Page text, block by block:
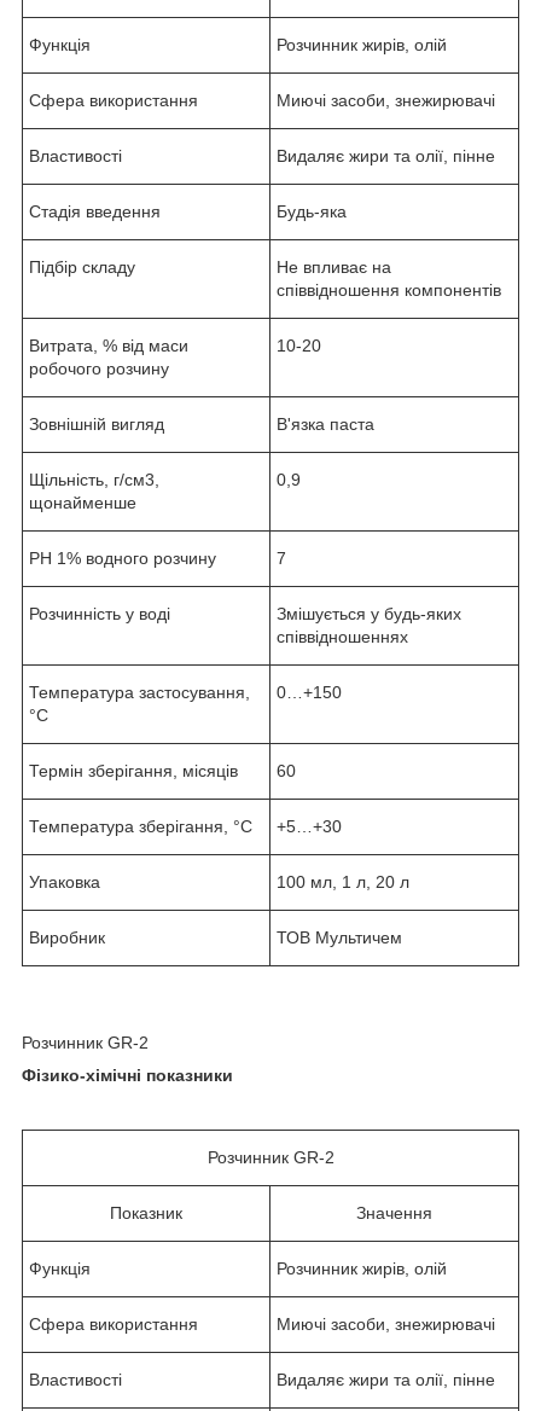
Функція Розчинник жирів, олій
Сфера використання Миючі засоби, знежирювачі
Властивості Видаляє жири та олії, пінне
Стадія введення Будь-яка
Підбір складу
Не впливає на
співвідношення компонентів
Витрата, % від маси
робочого розчину
10-20
Зовнішній вигляд В'язка паста
Щільність, г/см3,
щонайменше
0,9
РН 1% водного розчину 7
Розчинність у воді
Змішується у будь-яких
співвідношеннях
Температура застосування,
°С
0…+150
Термін зберігання, місяців 60
Температура зберігання, °С +5…+30
Упаковка 100 мл, 1 л, 20 л
Виробник ТОВ Мультичем
Розчинник GR-2
Фізико-хімічні показники
Розчинник GR-2
Показник Значення
Функція Розчинник жирів, олій
Сфера використання Миючі засоби, знежирювачі
Властивості Видаляє жири та олії, пінне